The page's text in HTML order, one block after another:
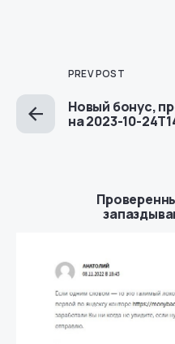
PREV POST
Новый бонус,
на 2023-10-